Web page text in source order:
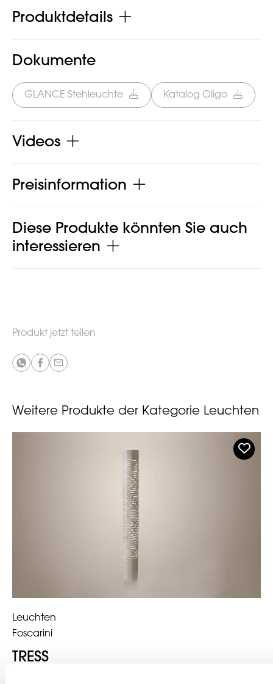
Produktdetails
Dokumente
GLANCE Stehleuchte Katalog Oligo
Videos
Preisinformation
Diese Produkte könnten Sie auch
interessieren
Produkt jetzt teilen
Weitere Produkte der Kategorie Leuchten
Leuchten
Foscarini
TRESS